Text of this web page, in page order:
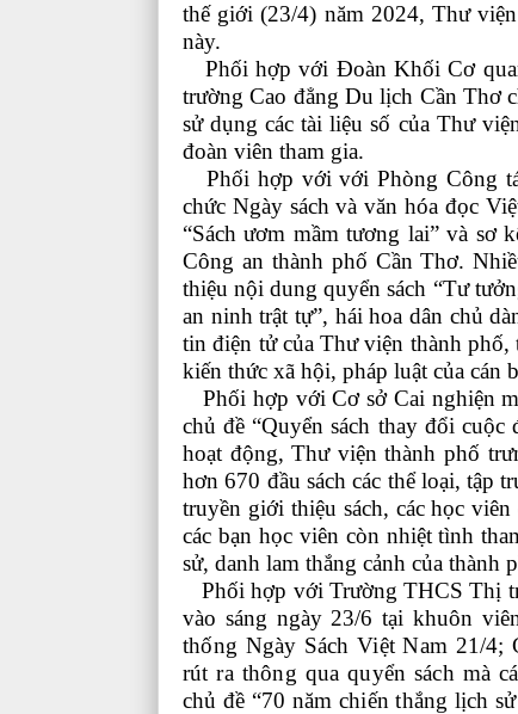
thế giới (23/4) năm 2024, Thư
này.
Phối hợp với Đoàn Khối Cơ
trường Cao đẳng Du lịch Cần Thơ
sử dụng các tài liệu số của Thư
đoàn viên tham gia.
Phối hợp với với Phòng Công
chức Ngày sách và văn hóa đọc
“Sách ươm mầm tương lai” và sơ
Công an thành phố Cần Thơ.
thiệu nội dung quyển sách “Tư
an ninh trật tự”, hái hoa dân chủ
tin điện tử của Thư viện thành phố,
kiến thức xã hội, pháp luật của
Phối hợp với Cơ sở Cai nghiện
chủ đề “Quyển sách thay đổi
hoạt động, Thư viện thành phố
hơn 670 đầu sách các thể loại, tập
truyền giới thiệu sách, các học
các bạn học viên còn nhiệt tình
sử, danh lam thắng cảnh của thành
Phối hợp với Trường THCS Thị
vào sáng ngày 23/6 tại khuôn
thống Ngày Sách Việt Nam 21/4;
rút ra thông qua quyển sách mà
chủ đề “70 năm chiến thắng lịch